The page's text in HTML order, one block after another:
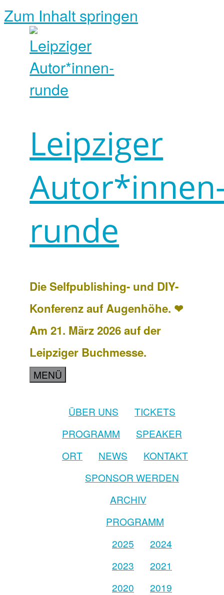
Zum Inhalt springen
Leipziger
runde
Die Selfpublishing- und DIY-
Konferenz auf Augenhöhe. ❤
Am 21. März 2026 auf der
Leipziger Buchmesse.
MENÜ
ÜBER UNS
TICKETS
PROGRAMM
SPEAKER
ORT
NEWS
KONTAKT
SPONSOR WERDEN
ARCHIV
PROGRAMM
2025
2024
2023
2021
2020
2019